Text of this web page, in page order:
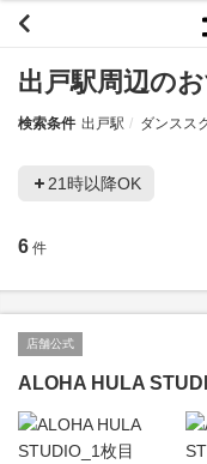
出戸駅周辺の
検索条件 出戸駅 ダンスス
21時以降OK
6 件
店舗公式
ALOHA HULA